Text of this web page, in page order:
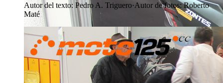
Autor del texto: Pedro A. Triguero·Autor de fotos: Roberto
Maté